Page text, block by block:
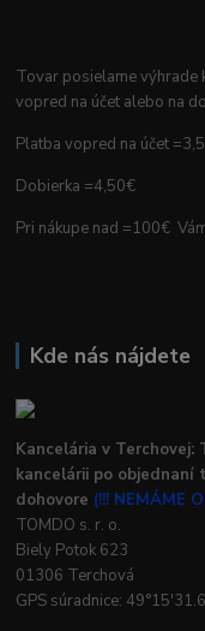
Tovar posielame výhrade
vopred na účet alebo na
Platba vopred na účet
Dobierka =4,50€
Pri nákupe nad =100€
Kde nás nájdete
Kancelária v Terchovej:
kancelárii po
dohovore (!!! NEMÁME
TOMDO s. r. o.
Biely Potok 623
01306 Terchová
GPS súradnice: